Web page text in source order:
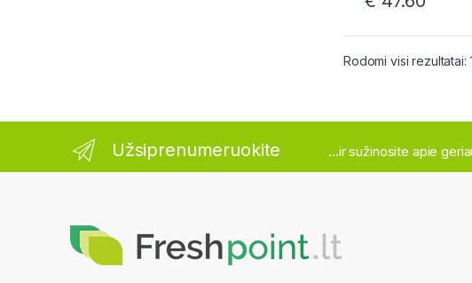
Rodomi visi rezultatai:
Užsiprenumeruokite ...ir sužinosite apie